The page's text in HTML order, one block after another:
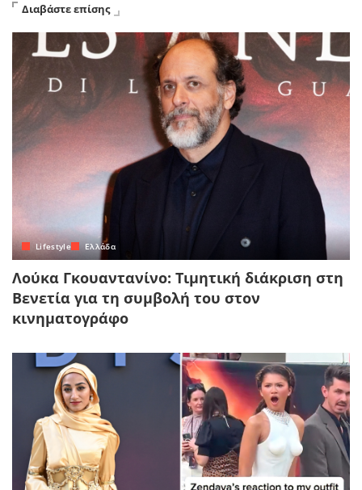
Διαβάστε επίσης
Lifestyle Ελλάδα
Λούκα Γκουαντανίνο: Τιμητική διάκριση στη
Βενετία για τη συμβολή του στον
κινηματογράφο